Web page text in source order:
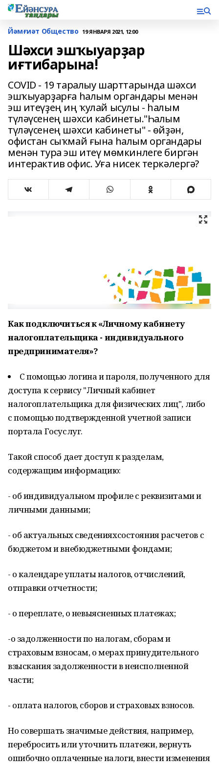
Йәмғиәт Общество 19 ЯНВАРЯ 2021, 12:00
Шәхси эшҡыуарҙар
иғтибарына!
COVID - 19 таралыу шарттарында шәхси
эшҡыуарҙарға һалым органдары менән
эш итеүҙең иң ҡулай ысулы - һалым
түләүсенең шәхси кабинеты."Һалым
түләүсенең шәхси кабинеты" - өйҙән,
офистан сыҡмай ғына һалым органдары
менән тура эш итеү мөмкинлеге биргән
интерактив офис. Уға нисек теркәлергә?
Как подключиться к «Личному кабинету
налогоплательщика - индивидуального
предпринимателя»?
С помощью логина и пароля, полученного для
доступа к сервису "Личный кабинет
налогоплательщика для физических лиц", либо
с помощью подтвержденной учетной записи
портала Госуслуг.
Такой способ дает доступ к разделам,
содержащим информацию:
- об индивидуальном профиле с реквизитами и
личными данными;
- об актуальных сведенияхсостояния расчетов с
бюджетом и внебюджетными фондами;
- о календаре уплаты налогов, отчислений,
отправки отчетности;
- о переплате, о невыясненных платежах;
-о задолженности по налогам, сборам и
страховым взносам, о мерах принудительного
взыскания задолженности в неисполненной
части;
- оплата налогов, сборов и страховых взносов.
Но совершать значимые действия, например,
перебросить или уточнить платежи, вернуть
ошибочно оплаченные налоги, внести изменения